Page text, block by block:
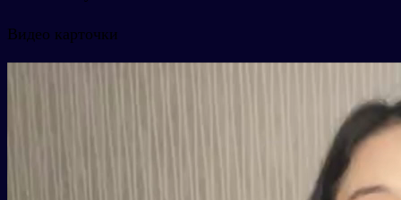
Видео карточки